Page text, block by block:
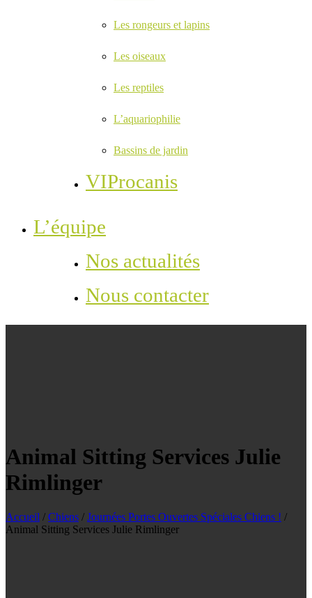
Les rongeurs et lapins
Les oiseaux
Les reptiles
L’aquariophilie
Bassins de jardin
VIProcanis
L’équipe
Nos actualités
Nous contacter
Animal Sitting Services Julie
Rimlinger
Accueil / Chiens / Journées Portes Ouvertes Spéciales Chiens ! /
Animal Sitting Services Julie Rimlinger